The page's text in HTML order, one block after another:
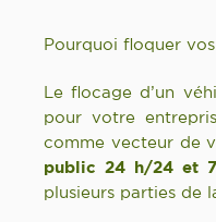
Pourquoi floquer
Le flocage d’un
pour votre
comme vecteur de
public 24 h/24 et
plusieurs parties de